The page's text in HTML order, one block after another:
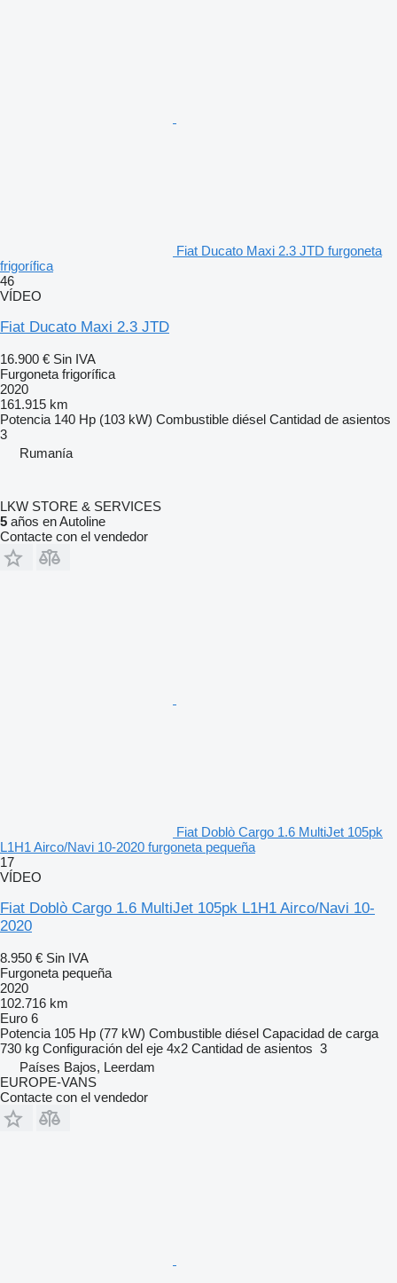
Fiat Ducato Maxi 2.3 JTD furgoneta
frigorífica
46
VÍDEO
Fiat Ducato Maxi 2.3 JTD
16.900 € Sin IVA
Furgoneta frigorífica
2020
161.915 km
Potencia 140 Hp (103 kW) Combustible diésel Cantidad de asientos
3
Rumanía
LKW STORE & SERVICES
5 años en Autoline
Contacte con el vendedor
Fiat Doblò Cargo 1.6 MultiJet 105pk
L1H1 Airco/Navi 10-2020 furgoneta pequeña
17
VÍDEO
Fiat Doblò Cargo 1.6 MultiJet 105pk L1H1 Airco/Navi 10-
2020
8.950 € Sin IVA
Furgoneta pequeña
2020
102.716 km
Euro 6
Potencia 105 Hp (77 kW) Combustible diésel Capacidad de carga
730 kg Configuración del eje 4x2 Cantidad de asientos 3
Países Bajos, Leerdam
EUROPE-VANS
Contacte con el vendedor